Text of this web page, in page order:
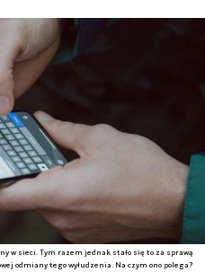
w sieci. Tym razem jednak stało się to za sprawą
odmiany tego wyłudzenia. Na czym ono polega?